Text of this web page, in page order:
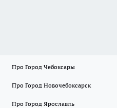
Про Город Чебоксары
Про Город Новочебоксарск
Про Город Ярославль